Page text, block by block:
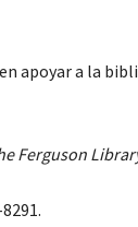
apoyar a la
Ferguson